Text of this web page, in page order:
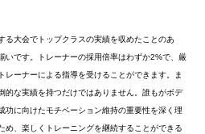
る大会でトップクラスの実績を収めたことのあ
いです。トレーナーの採用倍率はわずか2%で、厳
レーナーによる指導を受けることができます。ま
的な実績を持つだけではありません。誰もがボデ
功に向けたモチベーション維持の重要性を深く理
め、楽しくトレーニングを継続することができる